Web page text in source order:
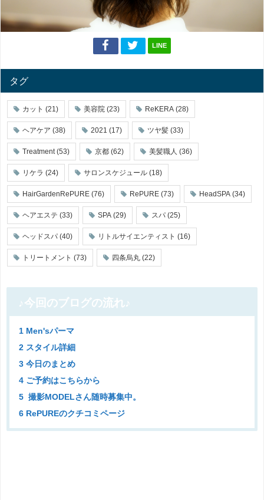
LINE
タグ
カット (21) 美容院 (23) ReKERA (28)
ヘアケア (38) 2021 (17) ツヤ髪 (33)
Treatment (53) 京都 (62) 美髪職人 (36)
リケラ (24) サロンスケジュール (18)
HairGardenRePURE (76) RePURE (73) HeadSPA (34)
ヘアエステ (33) SPA (29) スパ (25)
ヘッドスパ (40) リトルサイエンティスト (16)
トリートメント (73) 四条烏丸 (22)
♪今回のブログの流れ♪
1 Men'sパーマ
2 スタイル詳細
3 今日のまとめ
4 ご予約はこちらから
5 撮影MODELさん随時募集中。
6 RePUREのクチコミページ